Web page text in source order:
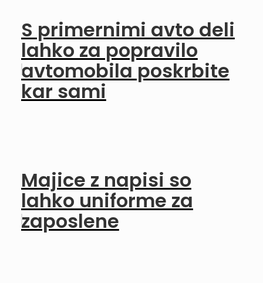
S primernimi avto deli
lahko za popravilo
avtomobila poskrbite
kar sami
Majice z napisi so
lahko uniforme za
zaposlene